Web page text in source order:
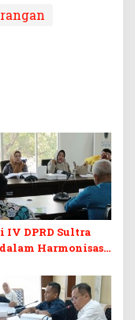
IV DPRD Sultra
Harmonisasi
APBD 2026